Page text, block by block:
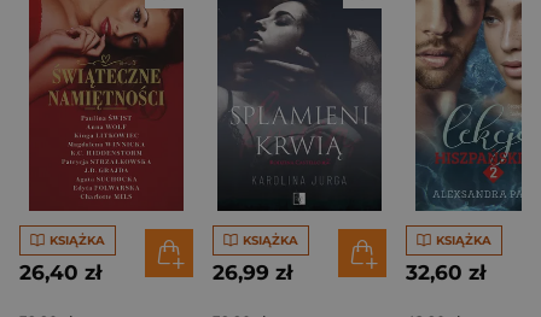
KSIĄŻKA
26,40 zł
KSIĄŻKA
26,99 zł
KSIĄŻKA
32,60 zł